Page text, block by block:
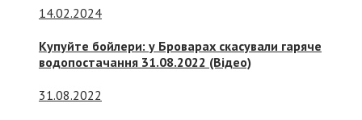
14.02.2024
Купуйте бойлери: у Броварах скасували гаряче
водопостачання 31.08.2022 (Відео)
31.08.2022